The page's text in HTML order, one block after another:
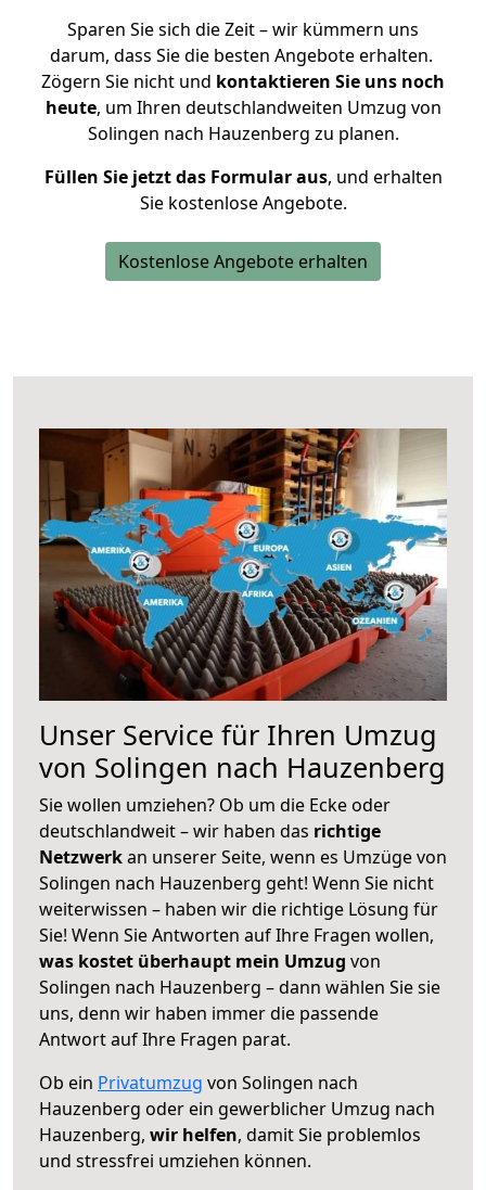
Sparen Sie sich die Zeit – wir kümmern uns
darum, dass Sie die besten Angebote erhalten.
Zögern Sie nicht und kontaktieren Sie uns noch
heute, um Ihren deutschlandweiten Umzug von
Solingen nach Hauzenberg zu planen.
Füllen Sie jetzt das Formular aus, und erhalten
Sie kostenlose Angebote.
Kostenlose Angebote erhalten
Unser Service für Ihren Umzug
von Solingen nach Hauzenberg
Sie wollen umziehen? Ob um die Ecke oder
deutschlandweit – wir haben das richtige
Netzwerkan unserer Seite, wenn es Umzüge von
Solingen nach Hauzenberg geht! Wenn Sie nicht
weiterwissen – haben wir die richtige Lösung für
Sie! Wenn Sie Antworten auf Ihre Fragen wollen,
was kostet überhaupt mein Umzug von
Solingen nach Hauzenberg – dann wählen Sie sie
uns, denn wir haben immer die passende
Antwort auf Ihre Fragen parat.
Ob ein Privatumzug von Solingen nach
Hauzenberg oder ein gewerblicher Umzug nach
Hauzenberg, wir helfen, damit Sie problemlos
und stressfrei umziehen können.